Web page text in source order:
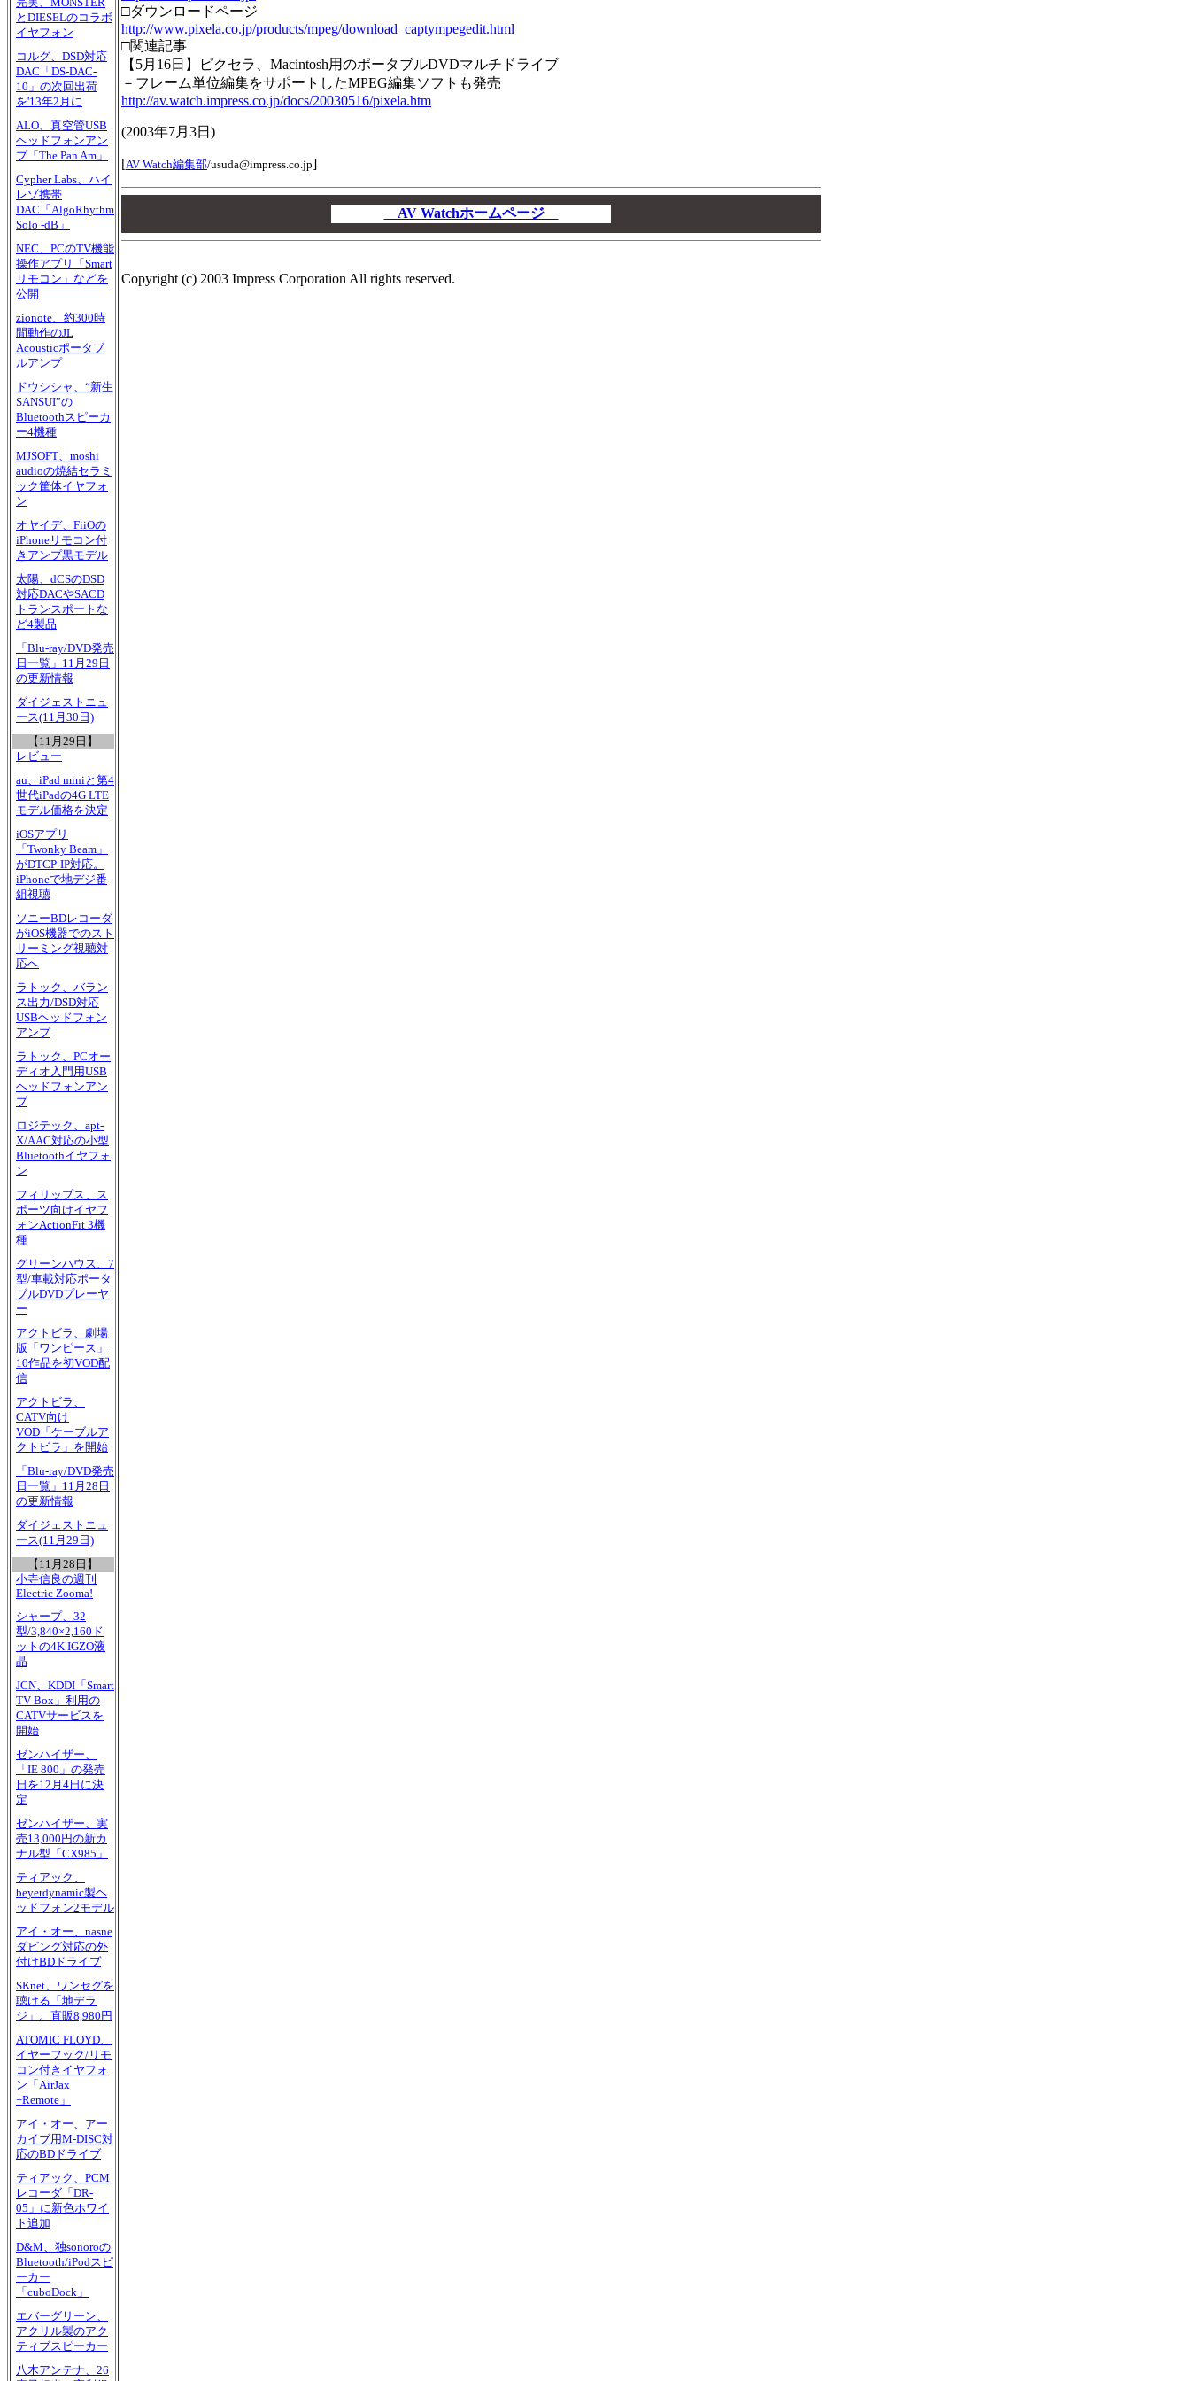
完実、MONSTER
とDIESELのコラボ
イヤフォン
コルグ、DSD対応
DAC「DS-DAC-
10」の次回出荷
を'13年2月に
ALO、真空管USB
ヘッドフォンアン
プ「The Pan Am」
Cypher Labs、ハイ
レゾ携帯
DAC「AlgoRhythm
Solo -dB」
NEC、PCのTV機能
操作アプリ「Smart
リモコン」などを
公開
zionote、約300時
間動作のJL
Acousticポータブ
ルアンプ
ドウシシャ、“新生
SANSUI”の
Bluetoothスピーカ
ー4機種
MJSOFT、moshi
audioの焼結セラミ
ック筐体イヤフォ
ン
オヤイデ、FiiOの
iPhoneリモコン付
きアンプ黒モデル
太陽、dCSのDSD
対応DACやSACD
トランスポートな
ど4製品
「Blu-ray/DVD発売
日一覧」11月29日
の更新情報
ダイジェストニュ
ース(11月30日)
【11月29日】
レビュー
au、iPad miniと第4
世代iPadの4G LTE
モデル価格を決定
iOSアプリ
「Twonky Beam」
がDTCP-IP対応。
iPhoneで地デジ番
組視聴
ソニーBDレコーダ
がiOS機器でのスト
リーミング視聴対
応へ
ラトック、バラン
ス出力/DSD対応
USBヘッドフォン
アンプ
ラトック、PCオー
ディオ入門用USB
ヘッドフォンアン
プ
ロジテック、apt-
X/AAC対応の小型
Bluetoothイヤフォ
ン
フィリップス、ス
ポーツ向けイヤフ
ォンActionFit 3機
種
グリーンハウス、7
型/車載対応ポータ
ブルDVDプレーヤ
ー
アクトビラ、劇場
版「ワンピース」
10作品を初VOD配
信
アクトビラ、
CATV向け
VOD「ケーブルア
クトビラ」を開始
「Blu-ray/DVD発売
日一覧」11月28日
の更新情報
ダイジェストニュ
ース(11月29日)
【11月28日】
小寺信良の週刊
Electric Zooma!
シャープ、32
型/3,840×2,160ド
ットの4K IGZO液
晶
JCN、KDDI「Smart
TV Box」利用の
CATVサービスを
開始
ゼンハイザー、
「IE 800」の発売
日を12月4日に決
定
ゼンハイザー、実
売13,000円の新カ
ナル型「CX985」
ティアック、
beyerdynamic製ヘ
ッドフォン2モデル
アイ・オー、nasne
ダビング対応の外
付けBDドライブ
SKnet、ワンセグを
聴ける「地デラ
ジ」。直販8,980円
ATOMIC FLOYD、
イヤーフック/リモ
コン付きイヤフォ
ン「AirJax
+Remote」
アイ・オー、アー
カイブ用M-DISC対
応のBDドライブ
ティアック、PCM
レコーダ「DR-
05」に新色ホワイ
ト追加
D&M、独sonoroの
Bluetooth/iPodスピ
ーカー
「cuboDock」
エバーグリーン、
アクリル製のアク
ティブスピーカー
八木アンテナ、26
□ダウンロードページ
http://www.pixela.co.jp/products/mpeg/download_captympegedit.html
□関連記事
【5月16日】ピクセラ、Macintosh用のポータブルDVDマルチドライブ
－フレーム単位編集をサポートしたMPEG編集ソフトも発売
http://av.watch.impress.co.jp/docs/20030516/pixela.htm
(2003年7月3日 )
[AV Watch編集部/usuda@impress.co.jp]
AV Watchホームページ
Copyright (c) 2003 Impress Corporation All rights reserved.